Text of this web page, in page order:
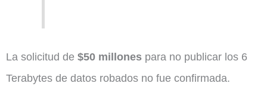
La solicitud de $50 millones para no publicar los 6
Terabytes de datos robados no fue confirmada.